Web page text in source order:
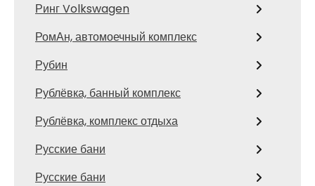
Ринг Volkswagen
РомАн, автомоечный комплекс
Рубин
Рублёвка, банный комплекс
Рублёвка, комплекс отдыха
Русские бани
Русские бани